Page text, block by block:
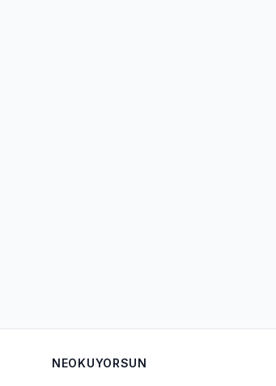
NEOKUYORSUN